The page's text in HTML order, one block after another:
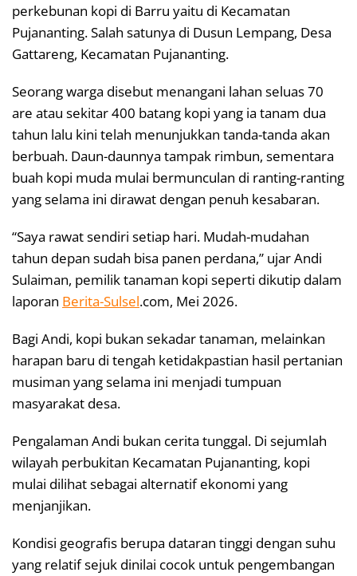
perkebunan kopi di Barru yaitu di Kecamatan
Pujananting. Salah satunya di Dusun Lempang, Desa
Gattareng, Kecamatan Pujananting.
Seorang warga disebut menangani lahan seluas 70
are atau sekitar 400 batang kopi yang ia tanam dua
tahun lalu kini telah menunjukkan tanda-tanda akan
berbuah. Daun-daunnya tampak rimbun, sementara
buah kopi muda mulai bermunculan di ranting-ranting
yang selama ini dirawat dengan penuh kesabaran.
“Saya rawat sendiri setiap hari. Mudah-mudahan
tahun depan sudah bisa panen perdana,” ujar Andi
Sulaiman, pemilik tanaman kopi seperti dikutip dalam
laporan Berita-Sulsel.com, Mei 2026.
Bagi Andi, kopi bukan sekadar tanaman, melainkan
harapan baru di tengah ketidakpastian hasil pertanian
musiman yang selama ini menjadi tumpuan
masyarakat desa.
Pengalaman Andi bukan cerita tunggal. Di sejumlah
wilayah perbukitan Kecamatan Pujananting, kopi
mulai dilihat sebagai alternatif ekonomi yang
menjanjikan.
Kondisi geografis berupa dataran tinggi dengan suhu
yang relatif sejuk dinilai cocok untuk pengembangan